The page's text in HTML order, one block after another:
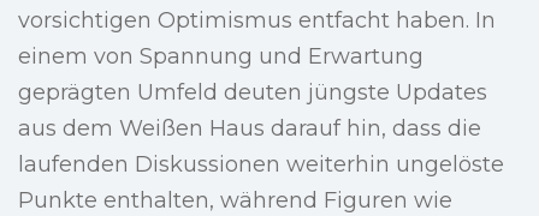
vorsichtigen Optimismus entfacht haben. In
einem von Spannung und Erwartung
geprägten Umfeld deuten jüngste Updates
aus dem Weißen Haus darauf hin, dass die
laufenden Diskussionen weiterhin ungelöste
Punkte enthalten, während Figuren wie